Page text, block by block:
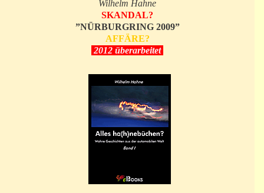
Wilhelm Hahne
SKANDAL?
”NÜRBURGRING 2009”
AFFÄRE?
2012 überarbeitet